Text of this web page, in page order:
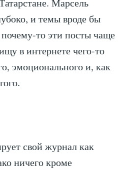
Марсель
и темы вроде бы
то эти посты чаще
в интернете чего-то
эмоционального и, как
свой журнал как
ничего кроме